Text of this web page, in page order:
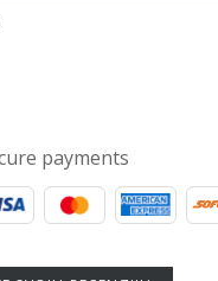
payments